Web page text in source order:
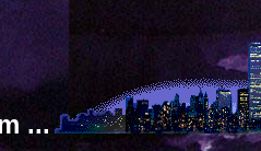
...